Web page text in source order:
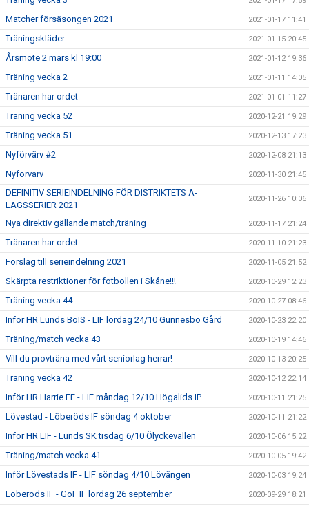
Matcher försäsongen 2021 2021-01-17 11:41
Träningskläder 2021-01-15 20:45
Årsmöte 2 mars kl 19:00 2021-01-12 19:36
Träning vecka 2 2021-01-11 14:05
Tränaren har ordet 2021-01-01 11:27
Träning vecka 52 2020-12-21 19:29
Träning vecka 51 2020-12-13 17:23
Nyförvärv #2 2020-12-08 21:13
Nyförvärv 2020-11-30 21:45
DEFINITIV SERIEINDELNING FÖR DISTRIKTETS A-
LAGSSERIER 2021
2020-11-26 10:06
Nya direktiv gällande match/träning 2020-11-17 21:24
Tränaren har ordet 2020-11-10 21:23
Förslag till serieindelning 2021 2020-11-05 21:52
Skärpta restriktioner för fotbollen i Skåne!!! 2020-10-29 12:23
Träning vecka 44 2020-10-27 08:46
Inför HR Lunds BoIS - LIF lördag 24/10 Gunnesbo Gård 2020-10-23 22:20
Träning/match vecka 43 2020-10-19 14:46
Vill du provträna med vårt seniorlag herrar! 2020-10-13 20:25
Träning vecka 42 2020-10-12 22:14
Inför HR Harrie FF - LIF måndag 12/10 Högalids IP 2020-10-11 21:25
Lövestad - Löberöds IF söndag 4 oktober 2020-10-11 21:22
Inför HR LIF - Lunds SK tisdag 6/10 Ölyckevallen 2020-10-06 15:22
Träning/match vecka 41 2020-10-05 19:42
Inför Lövestads IF - LIF söndag 4/10 Lövängen 2020-10-03 19:24
Löberöds IF - GoF IF lördag 26 september 2020-09-29 18:21